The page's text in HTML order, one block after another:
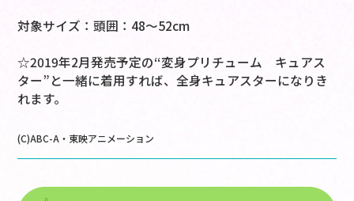
対象サイズ：頭囲：48～52cm
☆2019年2月発売予定の“変身プリチューム キュアス
ター”と一緒に着用すれば、全身キュアスターになりき
れます。
(C)ABC-A・東映アニメーション